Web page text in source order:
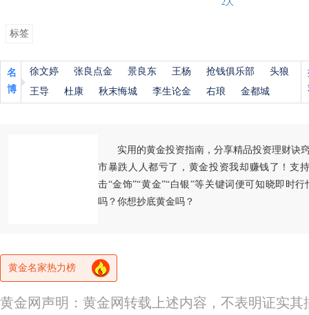
2人
标签
名
博
徐文婷 张良点金 景良东 王杨 抢钱俱乐部
头狼
王导
杜康 秋末悔城 李生论金 右琅 金都城
实用的黄金投资指南，分享精品投资理财诀
市暴跌人人都亏了，黄金投资我却赚钱了！支
击“金饰”“黄金”“白银”等关键词便可知晓即时
吗？你想抄底黄金吗？
黄金名家热力榜
黄金网声明：黄金网转载上述内容，不表明证实